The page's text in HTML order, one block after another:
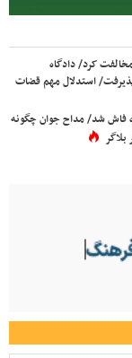
کرد/ دادگاه
پذیرفت/ استدلال مهم قضات
فاش شد/ مداح جوان چگونه